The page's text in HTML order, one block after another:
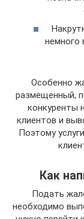
немного
Особенно
размещенный,
конкуренты
клиентов и
Поэтому
Как
Подать
необходимо